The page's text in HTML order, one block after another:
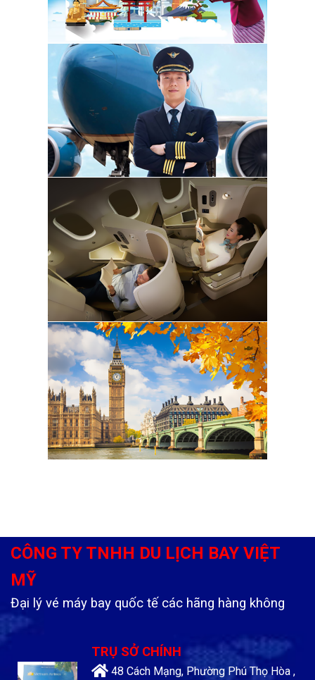
CÔNG TY TNHH DU LỊCH BAY VIỆT
MỸ
Đại lý vé máy bay quốc tế các hãng hàng không
TRỤ SỞ CHÍNH
48 Cách Mạng, Phường Phú Thọ Hòa ,